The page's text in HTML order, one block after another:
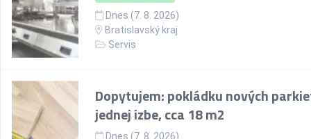
Dnes (7. 8. 2026)
Bratislavský kraj
Servis
Dopytujem: pokládku nových
jednej izbe, cca 18 m2
Dnes (7. 8. 2026)